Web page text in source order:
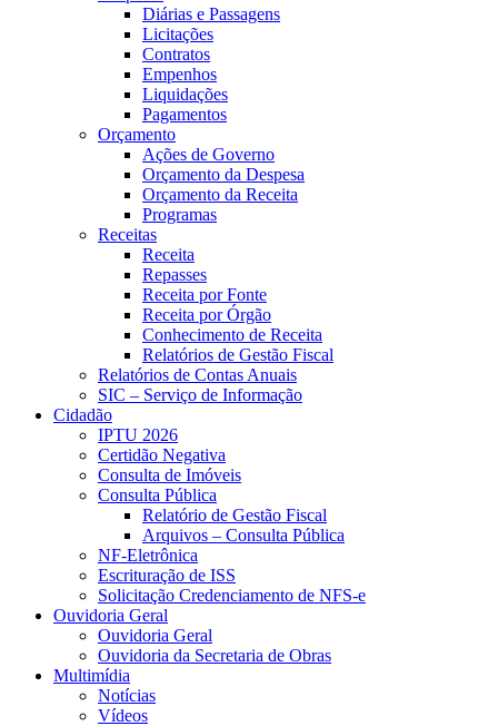
Diárias e Passagens
Licitações
Contratos
Empenhos
Liquidações
Pagamentos
Orçamento
Ações de Governo
Orçamento da Despesa
Orçamento da Receita
Programas
Receitas
Receita
Repasses
Receita por Fonte
Receita por Órgão
Conhecimento de Receita
Relatórios de Gestão Fiscal
Relatórios de Contas Anuais
SIC – Serviço de Informação
Cidadão
IPTU 2026
Certidão Negativa
Consulta de Imóveis
Consulta Pública
Relatório de Gestão Fiscal
Arquivos – Consulta Pública
NF-Eletrônica
Escrituração de ISS
Solicitação Credenciamento de NFS-e
Ouvidoria Geral
Ouvidoria Geral
Ouvidoria da Secretaria de Obras
Multimídia
Notícias
Vídeos